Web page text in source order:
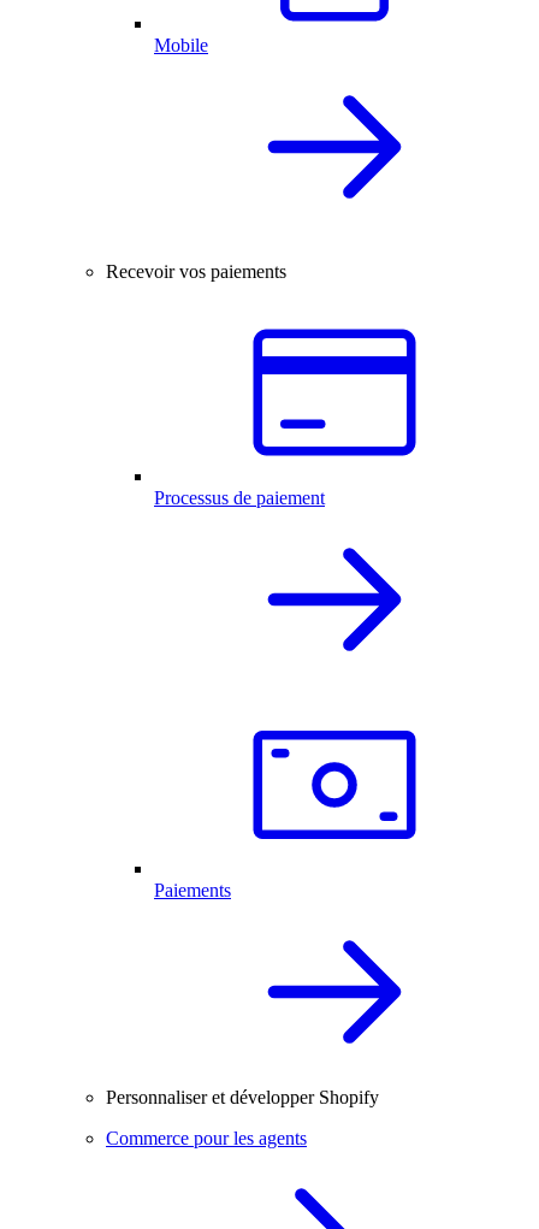
Mobile
Recevoir vos paiements
Processus de paiement
Paiements
Personnaliser et développer Shopify
Commerce pour les agents